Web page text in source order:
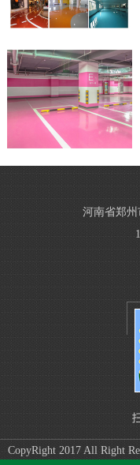
河南省郑
CopyRight 2017 All Right